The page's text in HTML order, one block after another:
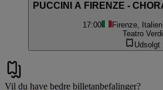
PUCCINI A FIRENZE -
17:00 Firenze, Italien
Teatro Verdi
Udsolgt
Vil du have bedre billetanbefalinger?